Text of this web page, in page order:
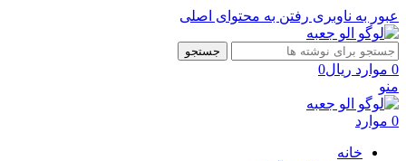
عبور به ناوبری رفتن به محتوای اصلی
جستجو
0 موارد ریال0
منو
0 موارد
خانه